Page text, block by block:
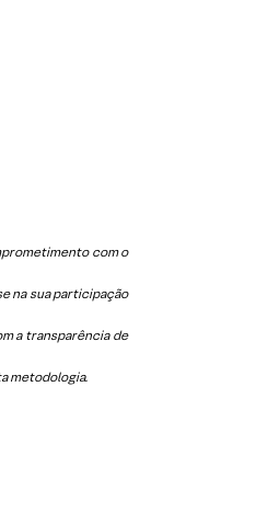
com o
na sua participação
a transparência de
metodologia.